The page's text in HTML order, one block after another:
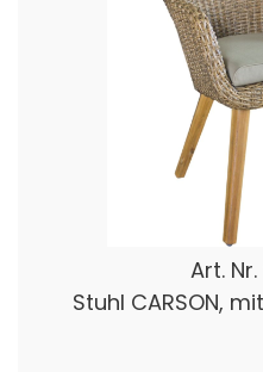
Art. Nr.
Stuhl CARSON,